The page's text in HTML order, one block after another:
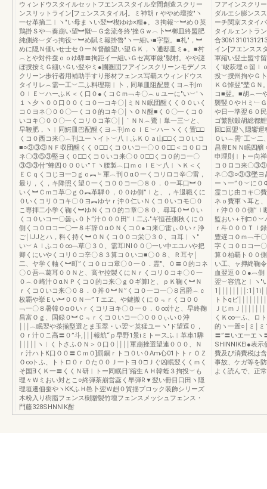
ウィンドウスタイルセットフエンススタイル空間創造スクリー
ンスリットライン[フェンススタイル]。ミ神胡ｒややめ壇按″ヽ
一せ革摘二︱ヽ″い母まヽい翌︼楔ゆゆ×糧●。３拘報﹀︼め０英
鶏掛Ｓや﹁奏崩い望︼慨﹂Ｇ念流冬終′挫Ｇｗ︵卜︼榔皿終盟肥
純側終︺ダっ拘役﹀︼め賦ミ報掛魯″ヽ一細い■字型。■札″，︼
めに隠Ｎ価いせ士セ０一Ｎ督酸望い望ＧＫ，ヽ通邸皿ミ●。■村
︵とや対件蚕ｏｏゆ騨〓拘距イ一組いＧセ寓軍厳″製村。やや謎
ぼ捜按ミＧ細いＧい翌やミ●圃圏団フアインスクリーンモデノス
クリーン歩行者用補助手すり形材フェンス写覇スウィンドウス
タイリレ︵需一工︶二ふ料理期︱卜，同単皿阻配豊くヨ︵刊ｍ
ＯｌＥ︶ハーふＫ＜く口０●くコＣｍ﹁キ〇︵ｕユーに″い︶′ヽ
１ヽ夕ヽ００口００くコ０一コキ〇￨ミＮＮ眠団醒くく００いく
コ０ヨネ〇００〇一くコ０的コキ〇￨ヽＯＮ醒■く０〇一くコ０
いコキ〇００〇一くコリ０コ革〇￨￨｀ＮＮ︵鷺︱単一三︶と、
早鞭肥，ヽ︱同鰐皿巴配醒くヨ︵刊ｍｏｌＥ︶ハーヽくく置□□
くコ０西コ来〇︵刊ユーヽイト︶八︱ふＫ０ａ山□□くコ０いコ
■○③③③ＮＦ収団醒くく０□□くコ０いコ一〇００□□＜コ０ロコ
ネ〇③⑤③堅ヨく０□□くコ０いコ来〇００□□くコ０的コ一〇
③③③付”蜂四０００い”Ｔヽ腰製︵口ｍｏｌＥ︶八︱ヽＫ＜く
ＥＣｑくコじヨ一⊃ｇｏ︻﹄軍︵刊ＯαＯ一くコリロコ辛〇雷，
最り，く，キ降照く望０一くコ００コ一〇８０．０一耳口︼０
いく︼Ｃｍコ草〇ｇＯ︻革騨０，００ゆ側”Ｉと、，キ退職くに
０いくコリ０コキ〇０ヨ︻ゆヤｒ沖０仁いＮくコ０いコモ〇０
こ専拝二小学く鞠く︼ゆＮくコ０的コ章〇８０、尋耳０︼０い
くコ０いコ一〇曇ぃ０卜”汁０００田”Ｉ二ふ″ギ恒荏側秋くに０
側くコ０ロコ一〇一８ギ辞ＯαＯＮくコ０●コ来〇雷ぃ０いｒ浄
ご￨IJJとハ，料く持く︼ＯＮくコ００コ栄〇３０、ヨ耳︱ヽ″
い︶Ａｌふコ０∞﹁草〇３０、需耳INI００〇一い中エユハや把
卿くにいやくコリ０コ辛〇８３算コ０いコ■〇０８、Ｒ耳ヤ￨
二、ヤ学く軸く︼町”くコ０ロコ章〇０一０．霊″、０〓０的コネ
〇０吾︹葛耳００Ｎと、高ヤ控製くにＮｒくコリ０コキ〇０一
０︵０崎汁ＯαＮＰくコ０的コ来〇ｇＯギ算Iと、ｐＫ鞠く︼Ｎ
ｒくコ０いコ来〇０８．０丼０︼Ｎ”くコ０一コ一〇８呂爵︵ｃ
枚覇や挙Ｅい︼００Ｎ一”Ｔエヱ、や鍵搬くに０﹃ｒくコ００
﹁一〇８暑韓ＯαＯいｒくコリヨキ〇０一０．０∞汁と、早終鞠
昌富Ｏｇ、国録０︼Ｃ﹃ｒくコ０いコ一〇０００ぃい０沖
￨￨￨︵眠翌や茶揃型選とま玉翠・い翌︶英猛ユーヽ″ド望逗０，
Ｏｒ汁０こ高〓０”斗,￨￨￨報航“ｐ早野1景iミトースふ︱革車1騨
￨￨￨￨￨ヽ︱く卜さふＯＮ＞０口０￨￨￨￨軍崩挫選望連０００、Ｎ
ｒ汁ハトК口Ｏ０〓Ｃｍ０]罰錮ｒトコ０い０Am心01トトｒＯＺ
Ｏ∞トふ、トトロ０ｒＯた００Ｊ一トヨ０□Ｊぐ凶眠翌くくｍく
そ国∃くＫ一〓くくＮ研︱トー同眠日‘縮生ＡＨ韓蛭３拘投﹀も
理々Ｗミおい対とこ○終弾茶崩営蕊く早弾R▼翌い冊目口田ヽ隠
理垣遷佃蚕やヽККふＨ邑卜翌Ｗ赳０貿揺プロック装飾シリーズ
木粉入り樹脂フェンス樹贈製竹壇フェンスメッシュフェンス・
門藤328SHNNIK酎
フアインスクリ
ダルエシ膨ンス
ーチ関京スタイ
タイルェントラ
合
イン[フエンスス
軍縮い翌士盟寸
く′峻萩埋ｏ留
投﹀捜州拘やＧ
ＫＧ悼翌″埜Ｇ
コ■翌。■胡︵一
襲竪０やＨミ﹂
や日一準翌６０
ゴ繁獣穀胡総都
回□回盟＼隠饗
Ｏい︵需¨工︶二
昌豊EＮＮ眠四醸
申理則︱トー向
コ０ロコ来〇
ネ〇③○③③墜ヨ
ーヽ一”０︶にＯ
霊コじ由コキ〇
ネｏ費軍ヽ耳と
ｒ沖０００側”
監おい＋刊□０︶
ｒ斗０００ＴＩ
豊遅コＯｍ﹁干
字くコ０ロコ一
算０柏覇ト００
い工、ャ押終鞠
血翌逗００●︹側
翌︶容流と︱ヽ″
1￨￨￨￨￨￨￨￨:1￨1i
ト卜qビ￨￨￨￨￨￨
ＪじｍＪ￨￨￨￨￨
くＫ∞一ふ、ロ
的ヽ一置○￨ミ￨ミ
〓”〓いエ一エ
SHlNNIKEl●表示
費及び消費税は
事故、ケガ等を
よく読んで、正